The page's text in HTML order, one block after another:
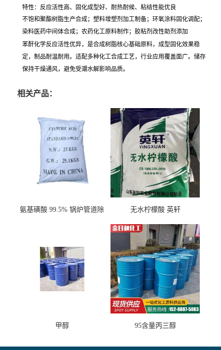
特性：反应活性高、固化成型好、耐热耐候、粘结性能优良
不饱和聚酯树脂生产合成；塑料增塑剂加工制备；环氧涂料固化调配；
染料医药中间体合成；农药化工原料制作；胶粘剂改性助剂添加
苯酐化学反应活性优异，是合成树脂核心基础原料，成型固化效果稳
定，制品耐温耐用。适配多种化工合成工艺，行业应用覆盖面广。储存
保持干燥通风，避免受潮水解影响品质。
相关产品：
氨基磺酸 99.5% 锅炉管道除
无水柠檬酸 英轩
甲醇 95含量丙三醇